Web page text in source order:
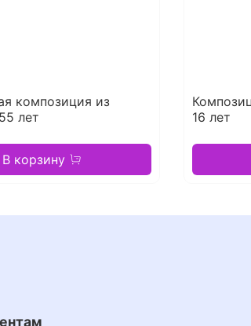
композиция из
лет
В корзину
16 лет